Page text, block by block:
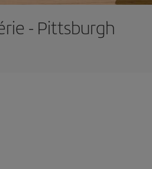
- Pittsburgh